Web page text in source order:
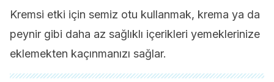
Kremsi etki için semiz otu kullanmak, krema ya da
peynir gibi daha az sağlıklı içerikleri yemeklerinize
eklemekten kaçınmanızı sağlar.